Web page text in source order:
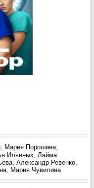
Мария Порошина,
Ильиных, Лайма
Александр Ревенко,
Мария Чувилина